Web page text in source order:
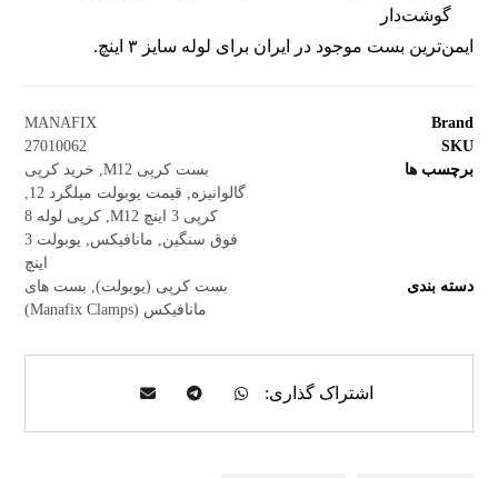
گوشت‌دار
ایمن‌ترین بست موجود در ایران برای لوله سایز ۳ اینچ.
Brand
MANAFIX
SKU
27010062
برچسب ها
بست کرپی M12 , خرید کرپی
گالوانیزه
قیمت یوبولت میلگرد 12
کرپی 3 اینچ M12
,
کرپی لوله 8
فوق سنگین
مانافیکس
یوبولت 3
اینچ
دسته بندی
بست کرپی (یوبولت), بست های
مانافیکس (Manafix Clamps)